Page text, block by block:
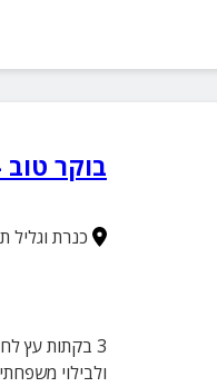
בוקר
כנרת וגליל
3 בקתות עץ
ולבילוי